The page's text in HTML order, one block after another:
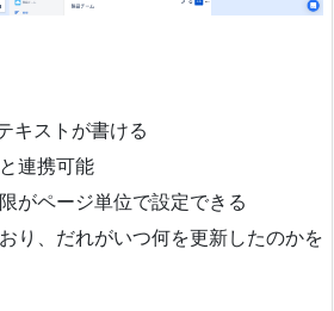
キストが書ける
連携可能
がページ単位で設定できる
り、だれがいつ何を更新したのかを